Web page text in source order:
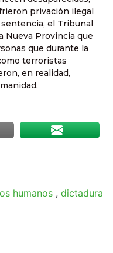
privación ilegal
el Tribunal
Nueva Provincia que
que durante la
terroristas
en realidad,
humanos , dictadura